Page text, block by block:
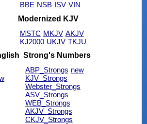
BBE NSB ISV VIN
Modernized KJV
MSTC MKJV AKJV
KJ2000 UKJV TKJU
Strong's Numbers
ABP_Strongs new
KJV_Strongs
Webster_Strongs
ASV_Strongs
WEB_Strongs
AKJV_Strongs
CKJV_Strongs